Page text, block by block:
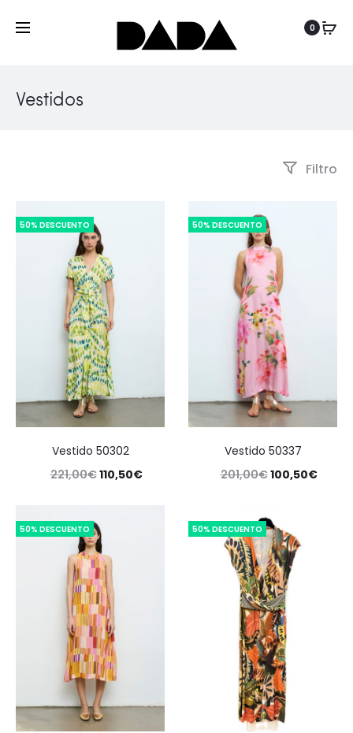
0
Vestidos
Filtro
50% DESCUENTO
Vestido 50302
221,00€110,50€
50% DESCUENTO
Vestido 50337
201,00€100,50€
50% DESCUENTO 50% DESCUENTO